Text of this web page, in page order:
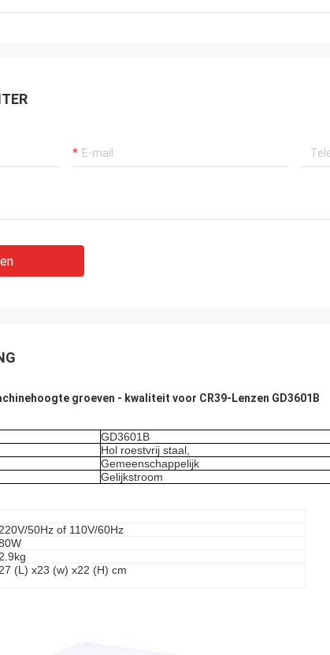
groeven - kwaliteit voor CR39-Lenzen GD3601B
GD3601B
Hol roestvrij staal,
Gemeenschappelijk
Gelijkstroom
220V/50Hz of 110V/60Hz
2.9kg
27 (L) x23 (w) x22 (H) cm